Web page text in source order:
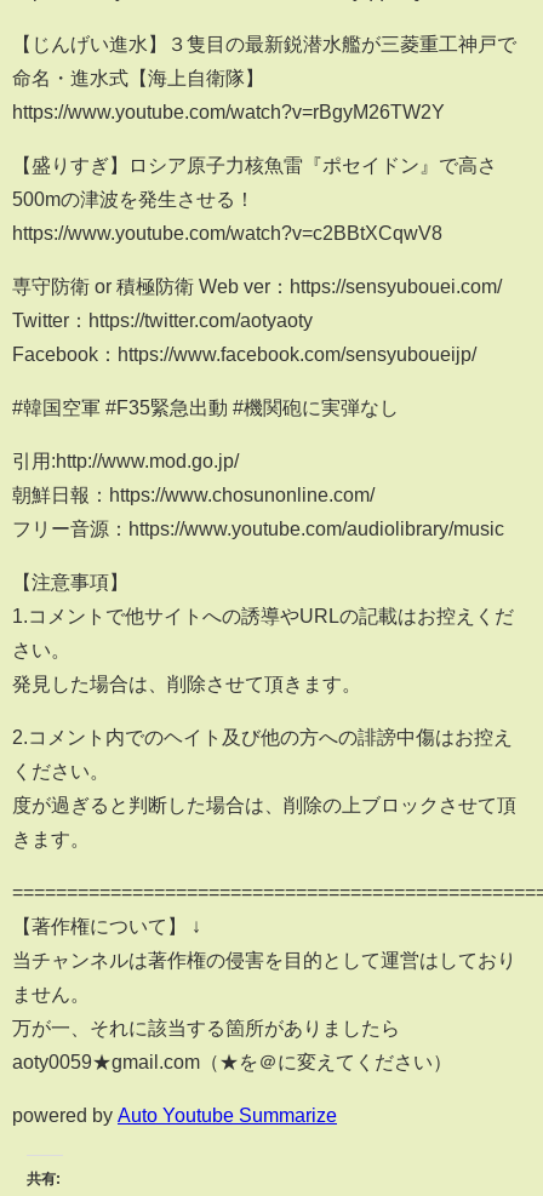
【じんげい進水】３隻目の最新鋭潜水艦が三菱重工神戸で
命名・進水式【海上自衛隊】
https://www.youtube.com/watch?v=rBgyM26TW2Y
【盛りすぎ】ロシア原子力核魚雷『ポセイドン』で高さ
500mの津波を発生させる！
https://www.youtube.com/watch?v=c2BBtXCqwV8
専守防衛 or 積極防衛 Web ver：https://sensyubouei.com/
Twitter：https://twitter.com/aotyaoty
Facebook：https://www.facebook.com/sensyuboueijp/
#韓国空軍 #F35緊急出動 #機関砲に実弾なし
引用:http://www.mod.go.jp/
朝鮮日報：https://www.chosunonline.com/
フリー音源：https://www.youtube.com/audiolibrary/music
【注意事項】
1.コメントで他サイトへの誘導やURLの記載はお控えくだ
さい。
発見した場合は、削除させて頂きます。
2.コメント内でのヘイト及び他の方への誹謗中傷はお控え
ください。
度が過ぎると判断した場合は、削除の上ブロックさせて頂
きます。
【著作権について】 ↓
当チャンネルは著作権の侵害を目的として運営はしており
ません。
万が一、それに該当する箇所がありましたら
aoty0059★gmail.com（★を＠に変えてください）
powered by Auto Youtube Summarize
共有: